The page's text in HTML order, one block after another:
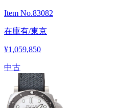
Item No.83082
在庫有/東京
¥1,059,850
中古